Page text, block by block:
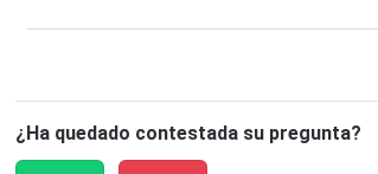
¿Ha quedado contestada su pregunta?